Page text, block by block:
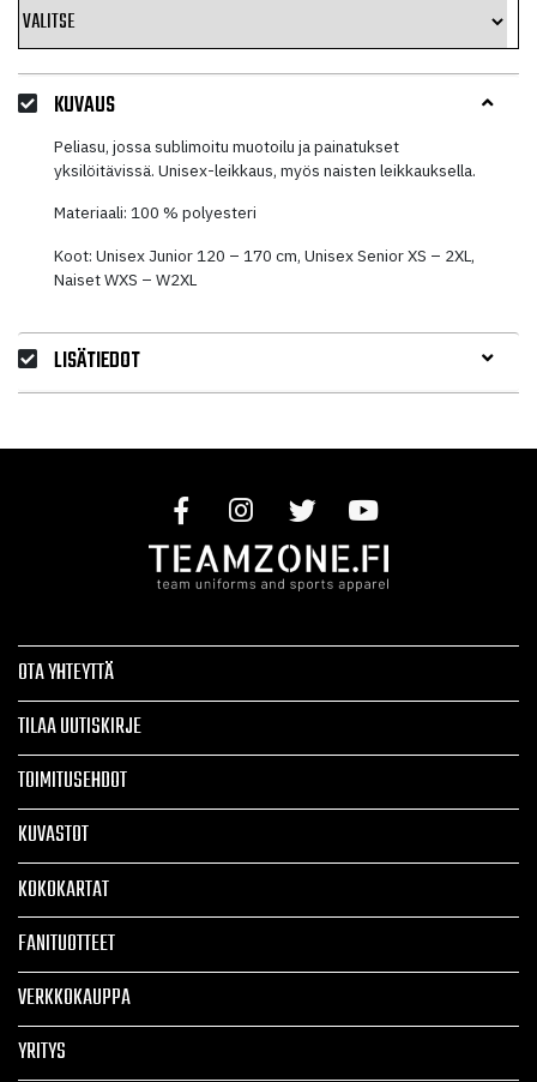
KUVAUS
Peliasu, jossa sublimoitu muotoilu ja painatukset
yksilöitävissä. Unisex-leikkaus, myös naisten leikkauksella.
Materiaali: 100 % polyesteri
Koot: Unisex Junior 120 – 170 cm, Unisex Senior XS – 2XL,
Naiset WXS – W2XL
LISÄTIEDOT
OTA YHTEYTTÄ
TILAA UUTISKIRJE
TOIMITUSEHDOT
KUVASTOT
KOKOKARTAT
FANITUOTTEET
VERKKOKAUPPA
YRITYS